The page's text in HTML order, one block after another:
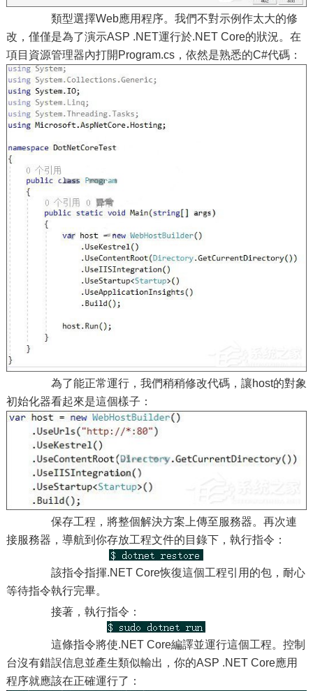
類型選擇Web應用程序。我們不對示例作太大的修
改，僅僅是為了演示ASP .NET運行於.NET Core的狀況。在
項目資源管理器內打開Program.cs，依然是熟悉的C#代碼：
為了能正常運行，我們稍稍修改代碼，讓host的對象
初始化器看起來是這個樣子：
保存工程，將整個解決方案上傳至服務器。再次連
接服務器，導航到你存放工程文件的目錄下，執行指令：
該指令指揮.NET Core恢復這個工程引用的包，耐心
等待指令執行完畢。
接著，執行指令：
這條指令將使.NET Core編譯並運行這個工程。控制
台沒有錯誤信息並產生類似輸出，你的ASP .NET Core應用
程序就應該在正確運行了：